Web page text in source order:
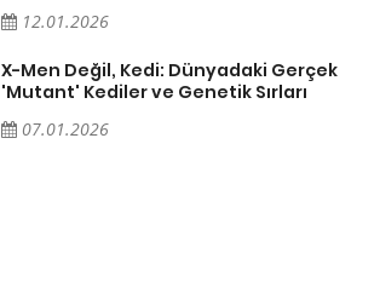
12.01.2026
X-Men Değil, Kedi: Dünyadaki Gerçek
'Mutant' Kediler ve Genetik Sırları
07.01.2026